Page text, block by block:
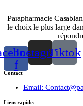
Parapharmacie
le choix le plus large
f
InstagramTiktok
Contact
Email:
Liens rapides